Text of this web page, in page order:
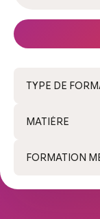
TYPE DE
MATIÈRE
FORMATION